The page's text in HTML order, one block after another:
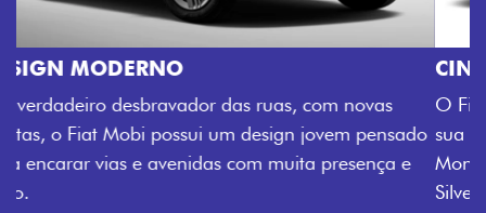
CINCO OPÇÕES DE CORES
O Fiat Mobi tem sempre uma opção de cor que é a
sua cara. Escolha entre o Preto Vulcano, Vermelho
Montecarlo, Branco Banchisa, Prata Bari e Cinza
Silverstone.